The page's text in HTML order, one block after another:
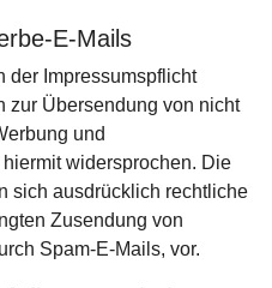
E-Mails
der Impressumspflicht
zur Übersendung von nicht
und
widersprochen. Die
sich ausdrücklich rechtliche
Zusendung von
Spam-E-Mails, vor.